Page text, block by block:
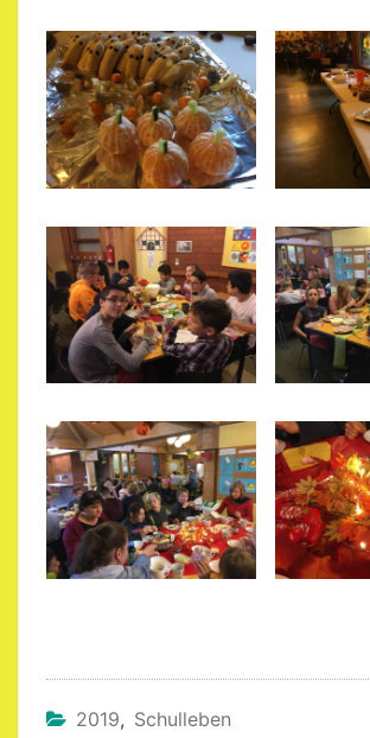
2019, Schulleben